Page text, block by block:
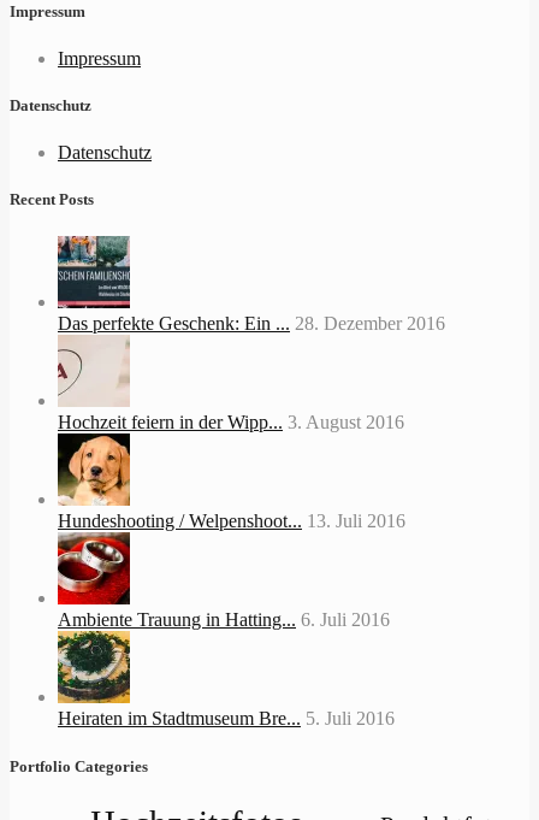
Impressum
Impressum
Datenschutz
Datenschutz
Recent Posts
Das perfekte Geschenk: Ein ... 28. Dezember 2016
Hochzeit feiern in der Wipp... 3. August 2016
Hundeshooting / Welpenshoot... 13. Juli 2016
Ambiente Trauung in Hatting... 6. Juli 2016
Heiraten im Stadtmuseum Bre... 5. Juli 2016
Portfolio Categories